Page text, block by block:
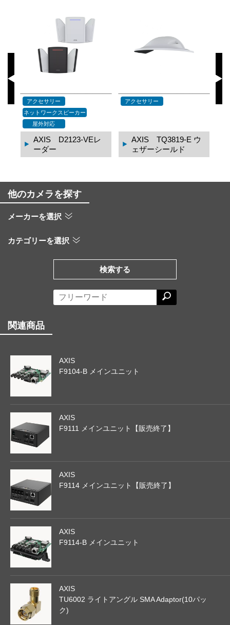
アクセサリー
ネットワークスピーカー
屋外対応
AXIS D2123-VEレ
ーダー
アクセサリー
AXIS TQ3819-E ウ
ェザーシールド
他のカメラを探す
メーカーを選択
カテゴリーを選択
検索する
関連商品
AXIS
F9104-B メインユニット
AXIS
F9111 メインユニット【販売終了】
AXIS
F9114 メインユニット【販売終了】
AXIS
F9114-B メインユニット
AXIS
TU6002 ライトアングル SMA Adaptor(10パッ
ク)